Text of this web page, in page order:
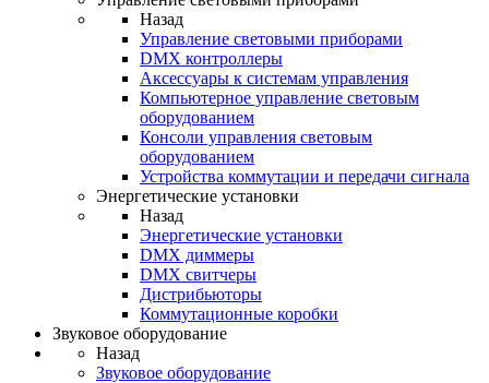
Назад
Управление световыми приборами
DMX контроллеры
Аксессуары к системам управления
Компьютерное управление световым
оборудованием
Консоли управления световым
оборудованием
Устройства коммутации и передачи сигнала
Энергетические установки
Назад
Энергетические установки
DMX диммеры
DMX свитчеры
Дистрибьюторы
Коммутационные коробки
Звуковое оборудование
Назад
Звуковое оборудование